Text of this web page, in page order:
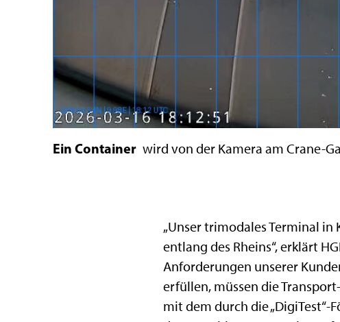
Ein Container wird von der Kamera am Crane-
„Unser trimodales Terminal
entlang des Rheins“, erklärt
Anforderungen unserer
erfüllen, müssen die
mit dem durch die